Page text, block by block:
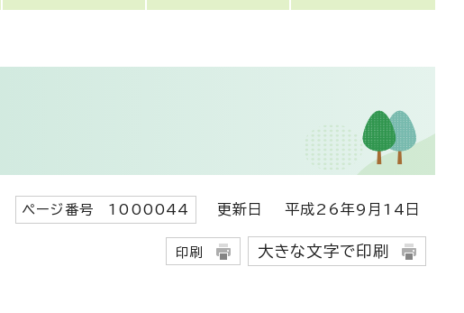
ページ番号 1000044 更新日 平成26年9月14日
印刷 大きな文字で印刷